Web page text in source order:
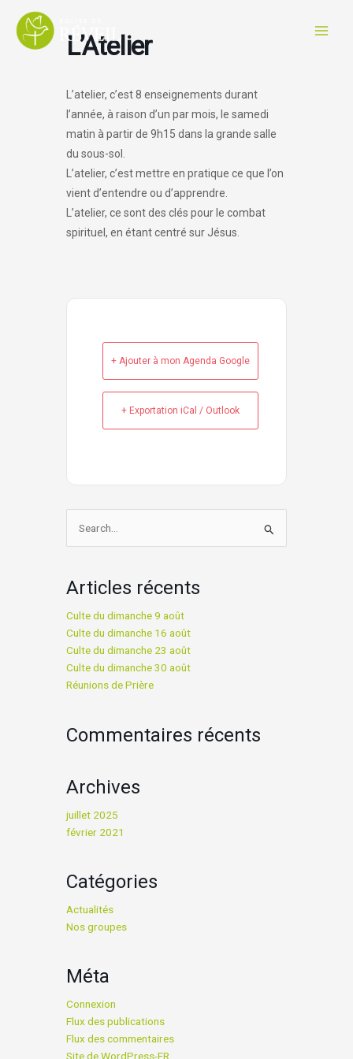
contenu
L’Atelier
L’atelier, c’est 8 enseignements durant
l’année, à raison d’un par mois, le samedi
matin à partir de 9h15 dans la grande salle
du sous-sol.
L’atelier, c’est mettre en pratique ce que l’on
vient d’entendre ou d’apprendre.
L’atelier, ce sont des clés pour le combat
spirituel, en étant centré sur Jésus.
+ Ajouter à mon Agenda Google
+ Exportation iCal / Outlook
Rechercher :
Articles récents
Culte du dimanche 9 août
Culte du dimanche 16 août
Culte du dimanche 23 août
Culte du dimanche 30 août
Réunions de Prière
Commentaires récents
Archives
juillet 2025
février 2021
Catégories
Actualités
Nos groupes
Méta
Connexion
Flux des publications
Flux des commentaires
Site de WordPress-FR